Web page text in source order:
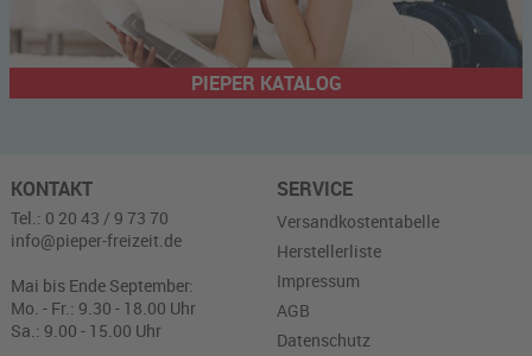
PIEPER KATALOG
KONTAKT
Tel.: 0 20 43 / 9 73 70
info@pieper-freizeit.de
Mai bis Ende September:
Mo. - Fr.: 9.30 - 18.00 Uhr
Sa.: 9.00 - 15.00 Uhr
SERVICE
Versandkostentabelle
Herstellerliste
Impressum
AGB
Datenschutz